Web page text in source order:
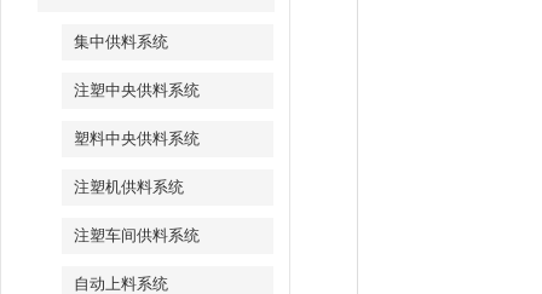
集中供料系统
注塑中央供料系统
塑料中央供料系统
注塑机供料系统
注塑车间供料系统
自动上料系统